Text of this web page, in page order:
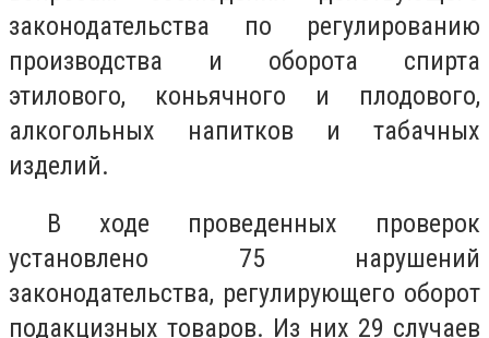
законодательства по регулированию
производства и оборота спирта
этилового, коньячного и плодового,
алкогольных напитков и табачных
изделий.
В ходе проведенных проверок
установлено 75 нарушений
законодательства, регулирующего оборот
подакцизных товаров. Из них 29 случаев